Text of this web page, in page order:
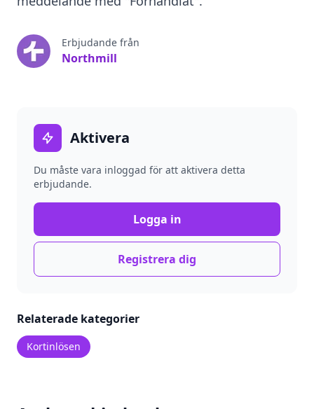
Erbjudande från
Northmill
Aktivera
Du måste vara inloggad för att aktivera detta
erbjudande.
Logga in
Registrera dig
Relaterade kategorier
Kortinlösen